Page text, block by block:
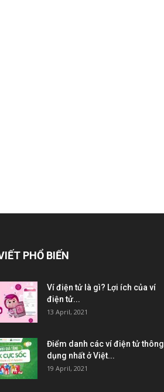
PHỔ BIẾN
Ví điện tử là gì? Lợi ích của ví
điện tử...
13 April, 2021
Điểm danh các ví điện tử thông
dụng nhất ở Việt...
19 April, 2021